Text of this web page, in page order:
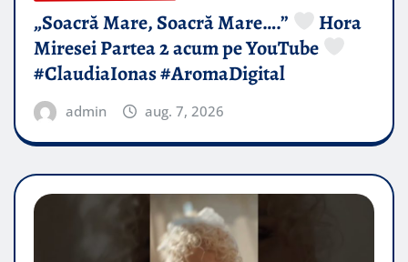
„Soacră Mare, Soacră Mare….”
Hora
Miresei Partea 2 acum pe YouTube
#ClaudiaIonas #AromaDigital
admin aug. 7, 2026